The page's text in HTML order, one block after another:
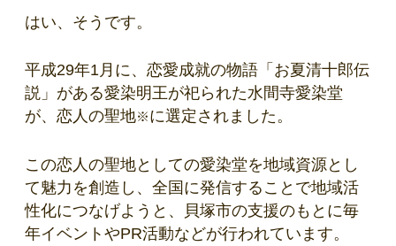
はい、そうです。
平成29年1月に、恋愛成就の物語「お夏清十郎伝
説」がある愛染明王が祀られた水間寺愛染堂
が、恋人の聖地※に選定されました。
この恋人の聖地としての愛染堂を地域資源とし
て魅力を創造し、全国に発信することで地域活
性化につなげようと、貝塚市の支援のもとに毎
年イベントやPR活動などが行われています。